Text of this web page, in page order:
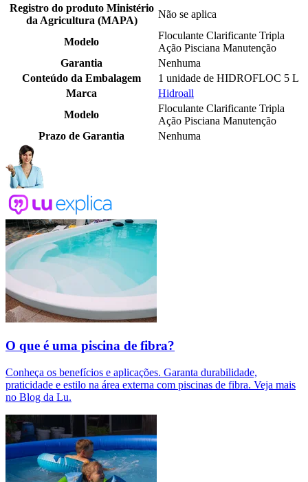
Registro do produto Ministério
da Agricultura (MAPA)
Não se aplica
Modelo
Floculante Clarificante Tripla
Ação Pisciana Manutenção
Garantia
Nenhuma
Conteúdo da Embalagem
1 unidade de HIDROFLOC 5 L
Marca
Hidroall
Modelo
Floculante Clarificante Tripla
Ação Pisciana Manutenção
Prazo de Garantia
Nenhuma
O que é uma piscina de fibra?
Conheça os benefícios e aplicações. Garanta durabilidade,
praticidade e estilo na área externa com piscinas de fibra. Veja mais
no Blog da Lu.